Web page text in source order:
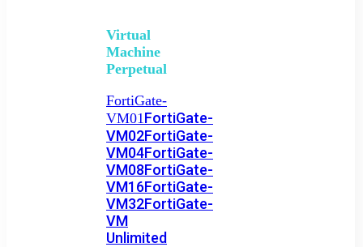
Virtual
Machine
Perpetual
FortiGate-
VM01FortiGate-
VM02FortiGate-
VM04FortiGate-
VM08FortiGate-
VM16FortiGate-
VM32FortiGate-
VM
Unlimited